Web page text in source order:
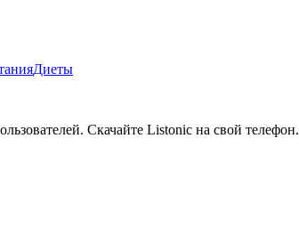
Диеты
Скачайте Listonic на свой телефон.